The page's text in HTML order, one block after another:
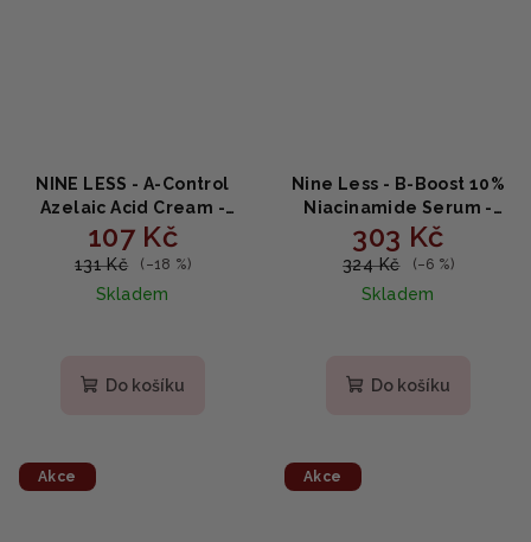
NINE LESS - A-Control
Azelaic Acid Cream -
Krém na problematickou
pleť s kyselinou
azelaovou 15ml
107 Kč
131 Kč (–18 %)
Skladem
produktu
Do košíku
Nine Less - B-Boost 10%
Niacinamide Serum -
Rozjasňující pleťové
sérum s niacinamidem
303 Kč
324 Kč (–6 %)
Skladem
Do košíku
Akce Akce